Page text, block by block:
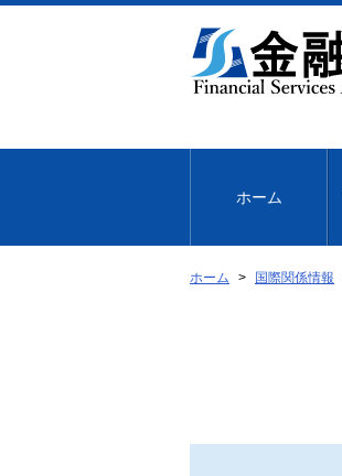
文
移
ホーム
ホーム 国際関係情報